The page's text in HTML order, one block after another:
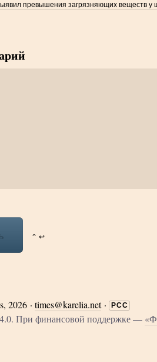
превышения загрязняющих веществ у
⌃ ↩
, 2026 ·times@karelia.net· РСС
При финансовой поддержке —